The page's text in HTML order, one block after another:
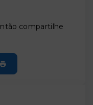
compartilhe